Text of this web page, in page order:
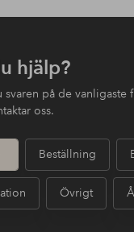
hjälp?
svaren på de
oss.
Beställning
Övrigt